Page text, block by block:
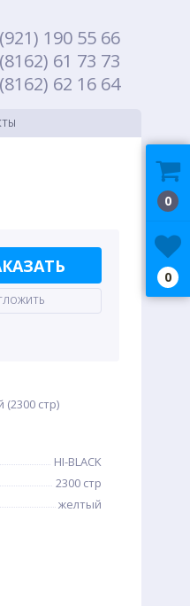
190 55 66
61 73 73
62 16 64
(2300 стр)
HI-BLACK
2300 стр
желтый
0
0